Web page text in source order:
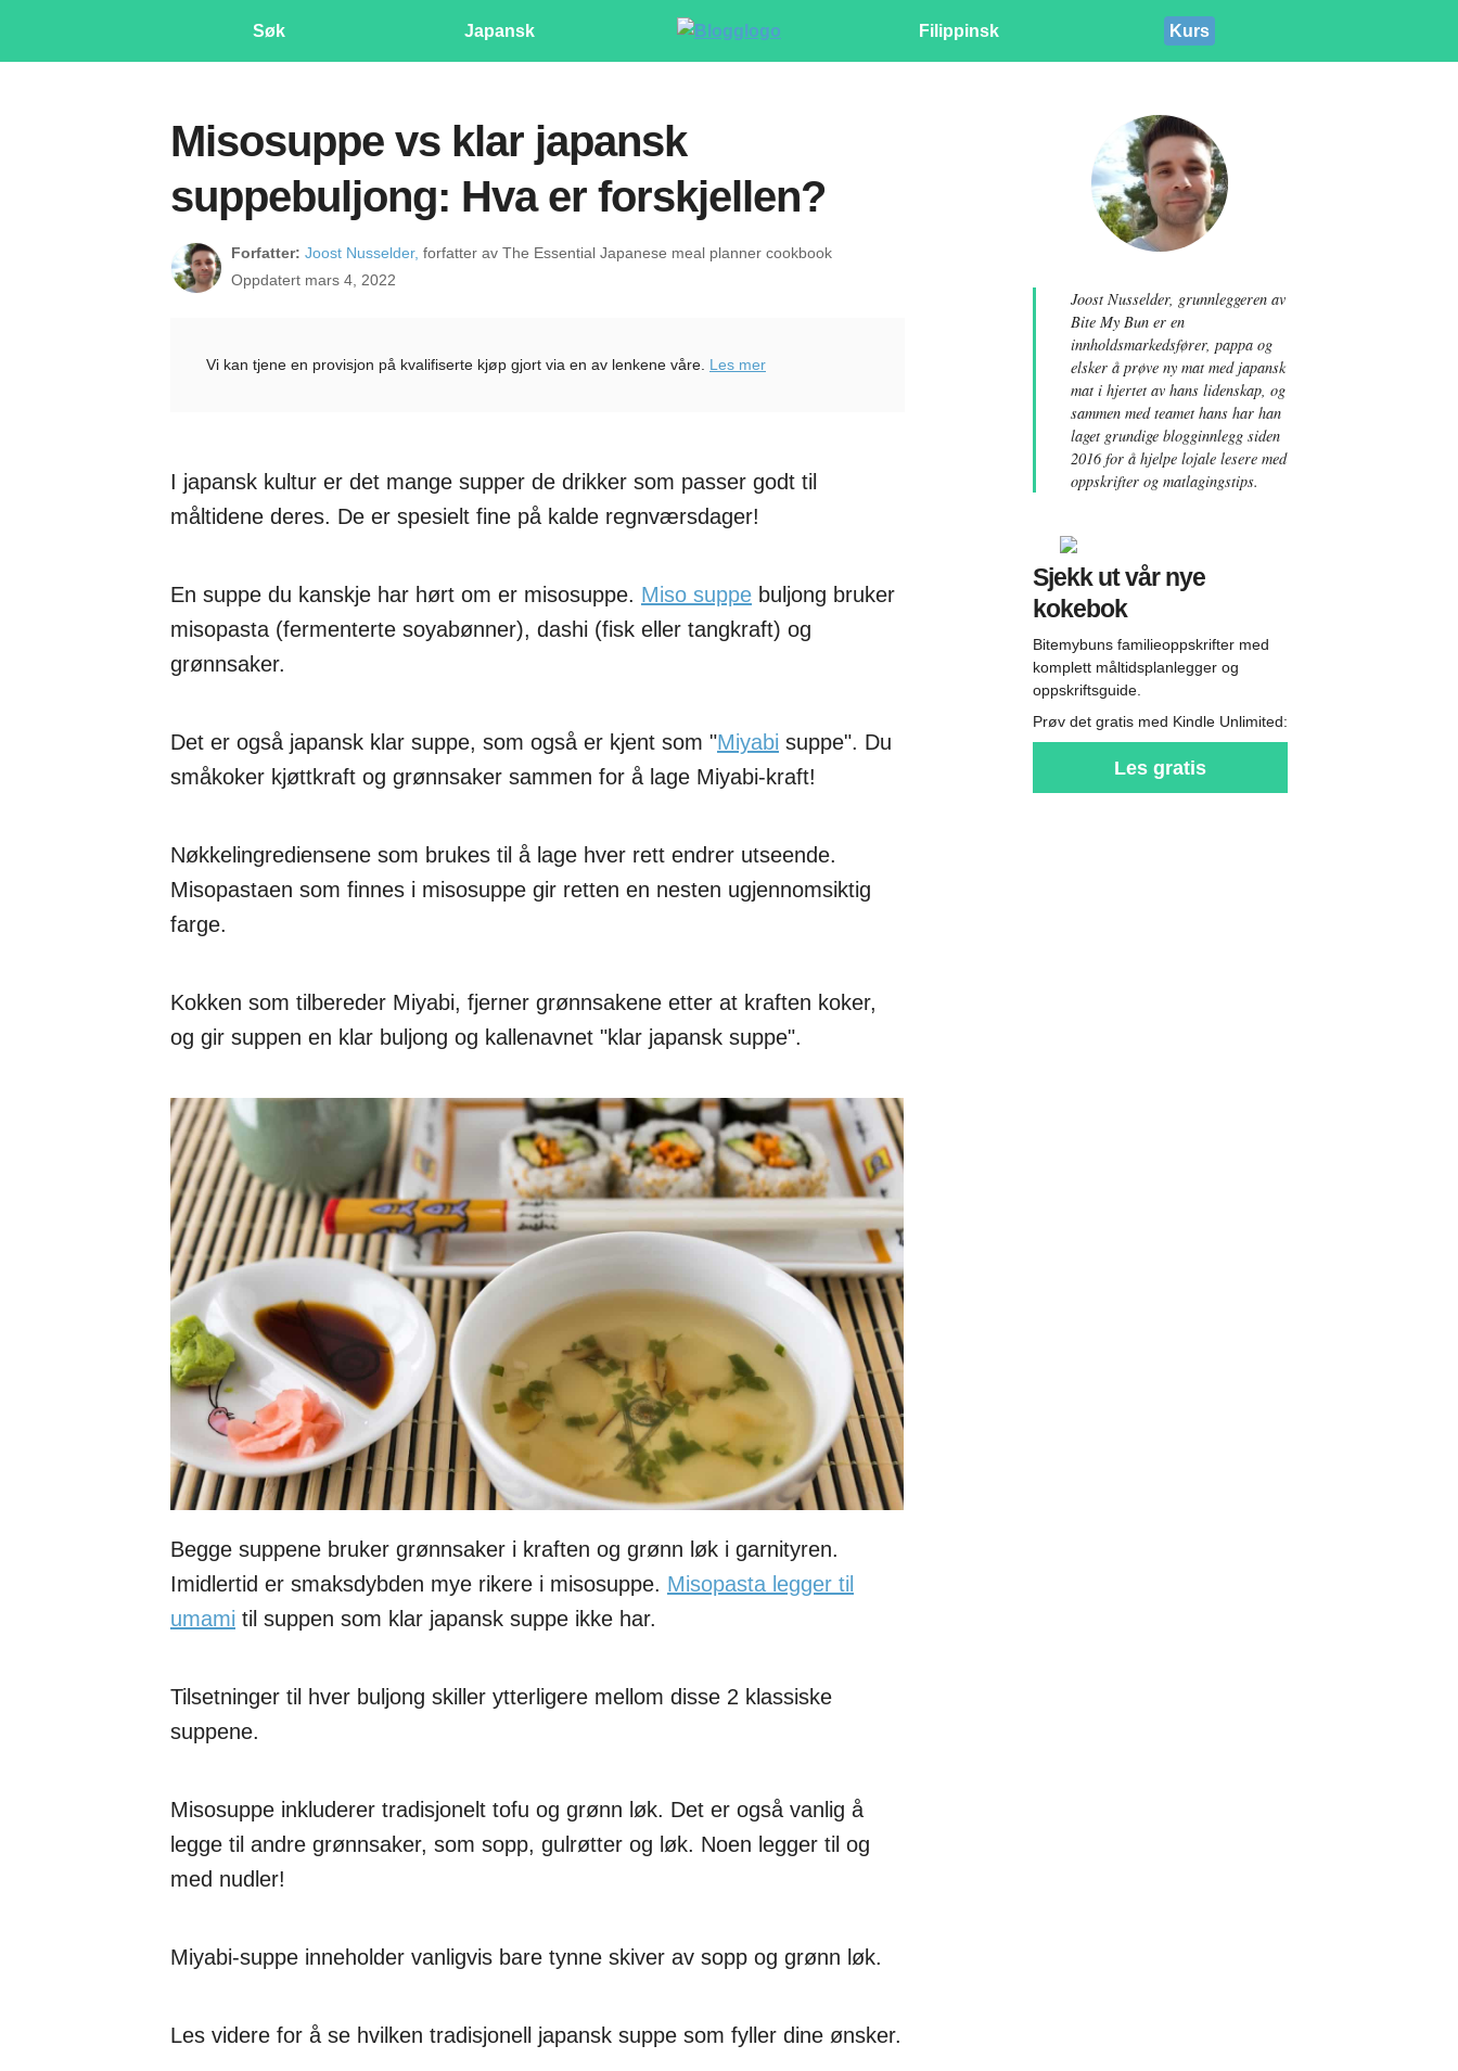
Søk Japansk Filippinsk Kurs
Misosuppe vs klar japansk
suppebuljong: Hva er forskjellen?
Forfatter: Joost Nusselder, forfatter av The Essential Japanese meal planner cookbook
Oppdatert mars 4, 2022
Vi kan tjene en provisjon på kvalifiserte kjøp gjort via en av lenkene våre. Les mer
I japansk kultur er det mange supper de drikker som passer godt til
måltidene deres. De er spesielt fine på kalde regnværsdager!
En suppe du kanskje har hørt om er misosuppe. Miso suppe buljong bruker
misopasta (fermenterte soyabønner), dashi (fisk eller tangkraft) og
grønnsaker.
Det er også japansk klar suppe, som også er kjent som "Miyabi suppe". Du
småkoker kjøttkraft og grønnsaker sammen for å lage Miyabi-kraft!
Nøkkelingrediensene som brukes til å lage hver rett endrer utseende.
Misopastaen som finnes i misosuppe gir retten en nesten ugjennomsiktig
farge.
Kokken som tilbereder Miyabi, fjerner grønnsakene etter at kraften koker,
og gir suppen en klar buljong og kallenavnet "klar japansk suppe".
Begge suppene bruker grønnsaker i kraften og grønn løk i garnityren.
Imidlertid er smaksdybden mye rikere i misosuppe. Misopasta legger til
umami til suppen som klar japansk suppe ikke har.
Tilsetninger til hver buljong skiller ytterligere mellom disse 2 klassiske
suppene.
Misosuppe inkluderer tradisjonelt tofu og grønn løk. Det er også vanlig å
legge til andre grønnsaker, som sopp, gulrøtter og løk. Noen legger til og
med nudler!
Miyabi-suppe inneholder vanligvis bare tynne skiver av sopp og grønn løk.
Les videre for å se hvilken tradisjonell japansk suppe som fyller dine ønsker.
Joost Nusselder, grunnleggeren av
Bite My Bun er en
innholdsmarkedsfører, pappa og
elsker å prøve ny mat med japansk
mat i hjertet av hans lidenskap, og
sammen med teamet hans har han
laget grundige blogginnlegg siden
2016 for å hjelpe lojale lesere med
oppskrifter og matlagingstips.
Sjekk ut vår nye
kokebok
Bitemybuns familieoppskrifter med
komplett måltidsplanlegger og
oppskriftsguide.
Prøv det gratis med Kindle Unlimited:
Les gratis